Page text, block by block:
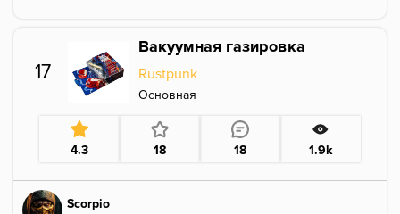
17
Вакуумная газировка
Rustpunk
Основная
4.3 18 18 1.9k
Scorpio